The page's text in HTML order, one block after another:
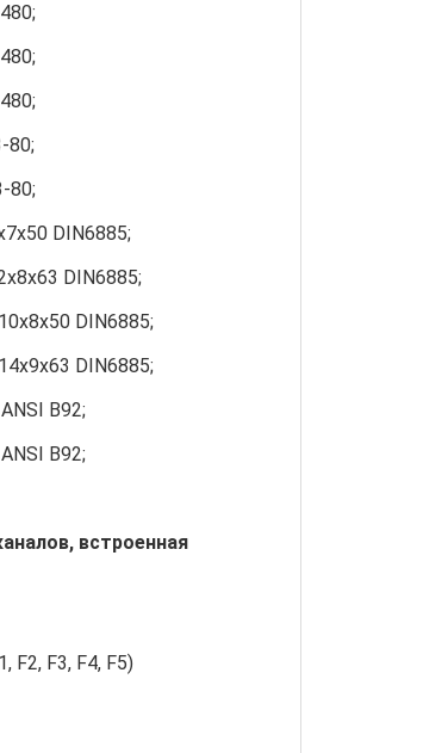
80;
80;
DIN6885;
DIN6885;
DIN6885;
DIN6885;
B92;
B92;
встроенная
F2, F3, F4, F5)